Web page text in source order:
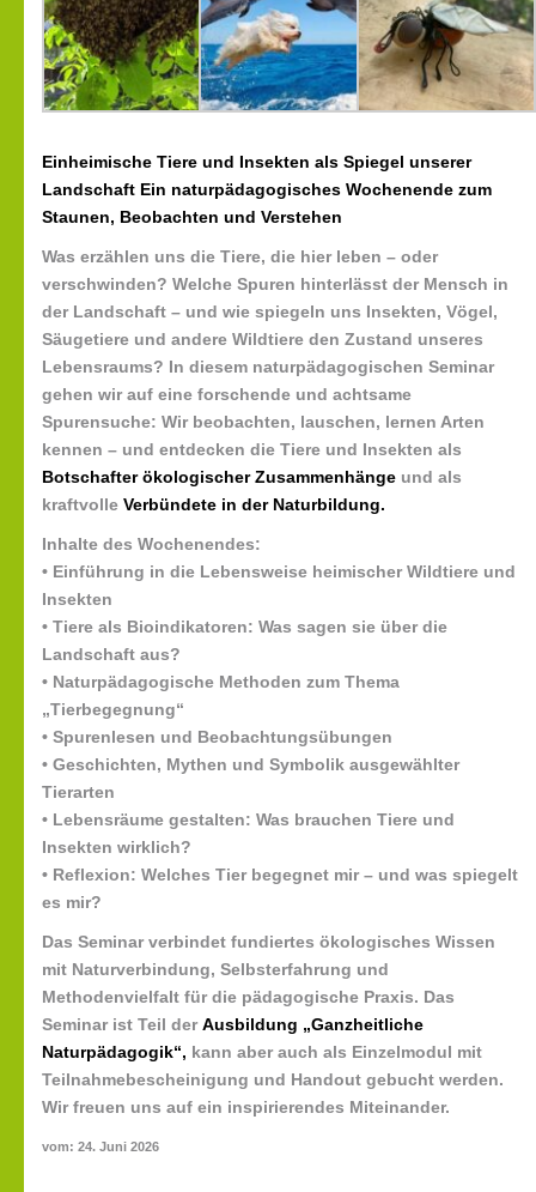
Einheimische Tiere und Insekten als Spiegel unserer
Landschaft Ein naturpädagogisches Wochenende zum
Staunen, Beobachten und Verstehen
Was erzählen uns die Tiere, die hier leben – oder
verschwinden? Welche Spuren hinterlässt der Mensch in
der Landschaft – und wie spiegeln uns Insekten, Vögel,
Säugetiere und andere Wildtiere den Zustand unseres
Lebensraums? In diesem naturpädagogischen Seminar
gehen wir auf eine forschende und achtsame
Spurensuche: Wir beobachten, lauschen, lernen Arten
kennen – und entdecken die Tiere und Insekten als
Botschafter ökologischer Zusammenhänge und als
kraftvolle Verbündete in der Naturbildung.
Inhalte des Wochenendes:
• Einführung in die Lebensweise heimischer Wildtiere und
Insekten
• Tiere als Bioindikatoren: Was sagen sie über die
Landschaft aus?
• Naturpädagogische Methoden zum Thema
„Tierbegegnung“
• Spurenlesen und Beobachtungsübungen
• Geschichten, Mythen und Symbolik ausgewählter
Tierarten
• Lebensräume gestalten: Was brauchen Tiere und
Insekten wirklich?
• Reflexion: Welches Tier begegnet mir – und was spiegelt
es mir?
Das Seminar verbindet fundiertes ökologisches Wissen
mit Naturverbindung, Selbsterfahrung und
Methodenvielfalt für die pädagogische Praxis. Das
Seminar ist Teil derAusbildung „Ganzheitliche
Naturpädagogik“, kann aber auch als Einzelmodul mit
Teilnahmebescheinigung und Handout gebucht werden.
Wir freuen uns auf ein inspirierendes Miteinander.
vom: 24. Juni 2026